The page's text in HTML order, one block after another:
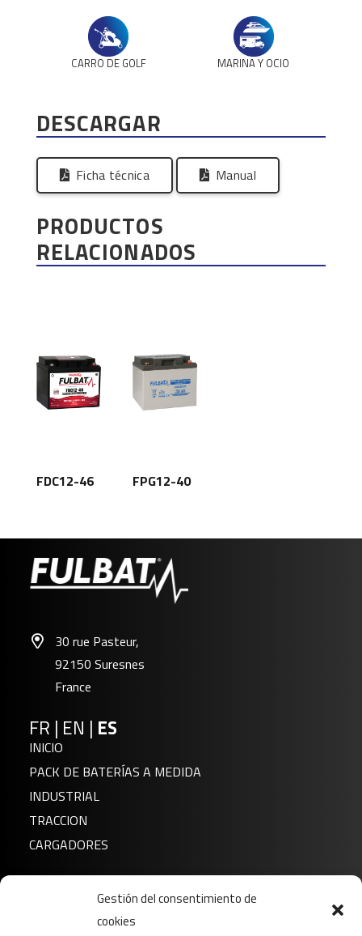
Gestión del consentimiento de
cookies
CARRO DE GOLF MARINA Y OCIO
DESCARGAR
Ficha técnica Manual
PRODUCTOS
RELACIONADOS
FDC12-46 FPG12-40
30 rue Pasteur,
92150 Suresnes
France
FR | EN | ES
INICIO
PACK DE BATERÍAS A MEDIDA
INDUSTRIAL
TRACCION
CARGADORES